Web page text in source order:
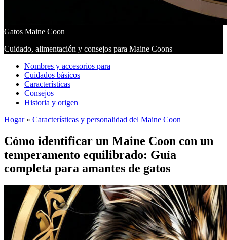
Gatos Maine Coon
Cuidado, alimentación y consejos para Maine Coons
Nombres y accesorios para
Cuidados básicos
Características
Consejos
Historia y origen
Hogar» Características y personalidad del Maine Coon
Cómo identificar un Maine Coon con un
temperamento equilibrado: Guía
completa para amantes de gatos